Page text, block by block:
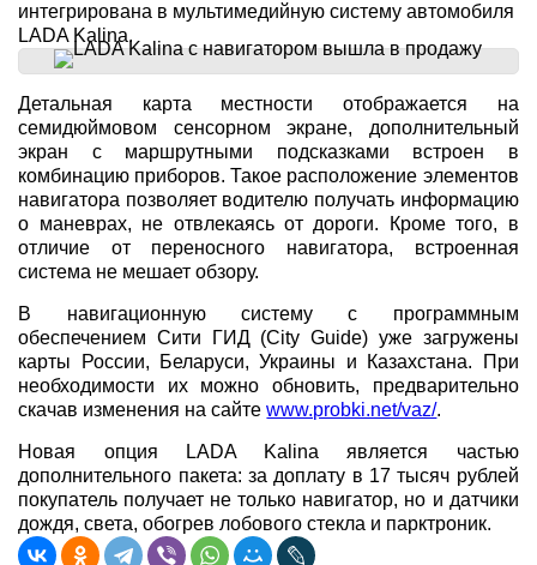
интегрирована в мультимедийную систему автомобиля
LADA Kalina.
Детальная карта местности отображается на
семидюймовом сенсорном экране, дополнительный
экран с маршрутными подсказками встроен в
комбинацию приборов. Такое расположение элементов
навигатора позволяет водителю получать информацию
о маневрах, не отвлекаясь от дороги. Кроме того, в
отличие от переносного навигатора, встроенная
система не мешает обзору.
В навигационную систему с программным
обеспечением Сити ГИД (City Guide) уже загружены
карты России, Беларуси, Украины и Казахстана. При
необходимости их можно обновить, предварительно
скачав изменения на сайтеwww.probki.net/vaz/.
Новая опция LADA Kalina является частью
дополнительного пакета: за доплату в 17 тысяч рублей
покупатель получает не только навигатор, но и датчики
дождя, света, обогрев лобового стекла и парктроник.